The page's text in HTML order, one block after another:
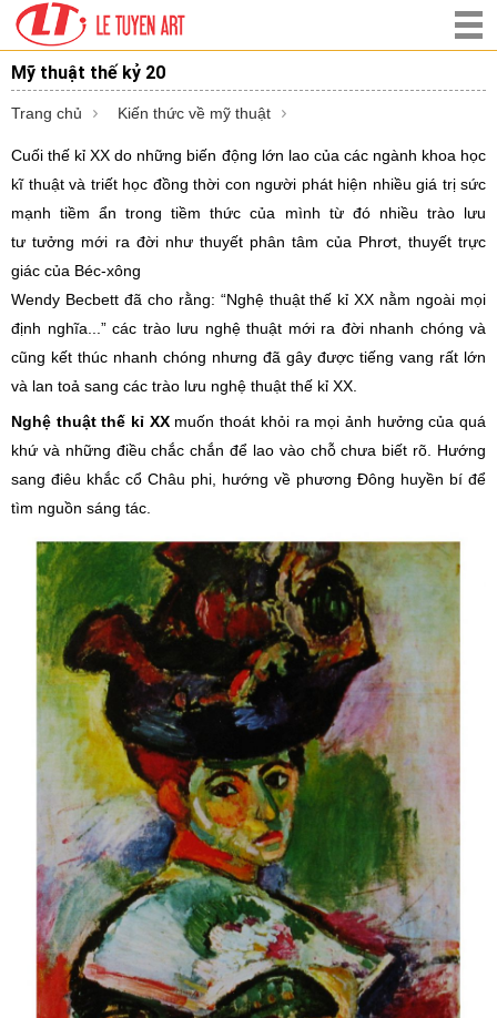
Mỹ thuật thế kỷ 20
Trang chủ Kiến thức về mỹ thuật
Cuối thế kỉ XX do những biến động lớn lao của các ngành khoa học
kĩ thuật và triết học đồng thời con người phát hiện nhiều giá trị sức
mạnh tiềm ẩn trong tiềm thức của mình từ đó nhiều trào lưu
tư tưởng mới ra đời như thuyết phân tâm của Phrơt, thuyết trực
giác của Béc-xông
Wendy Becbett đã cho rằng: “Nghệ thuật thế kỉ XX nằm ngoài mọi
định nghĩa...” các trào lưu nghệ thuật mới ra đời nhanh chóng và
cũng kết thúc nhanh chóng nhưng đã gây được tiếng vang rất lớn
và lan toả sang các trào lưu nghệ thuật thế kỉ XX.
Nghệ thuật thế kỉ XXmuốn thoát khỏi ra mọi ảnh hưởng của quá
khứ và những điều chắc chắn để lao vào chỗ chưa biết rõ. Hướng
sang điêu khắc cổ Châu phi, hướng về phương Đông huyền bí để
tìm nguồn sáng tác.